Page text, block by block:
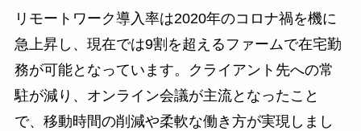
リモートワーク導入率は2020年のコロナ禍を機に
急上昇し、現在では9割を超えるファームで在宅勤
務が可能となっています。クライアント先への常
駐が減り、オンライン会議が主流となったこと
で、移動時間の削減や柔軟な働き方が実現しまし